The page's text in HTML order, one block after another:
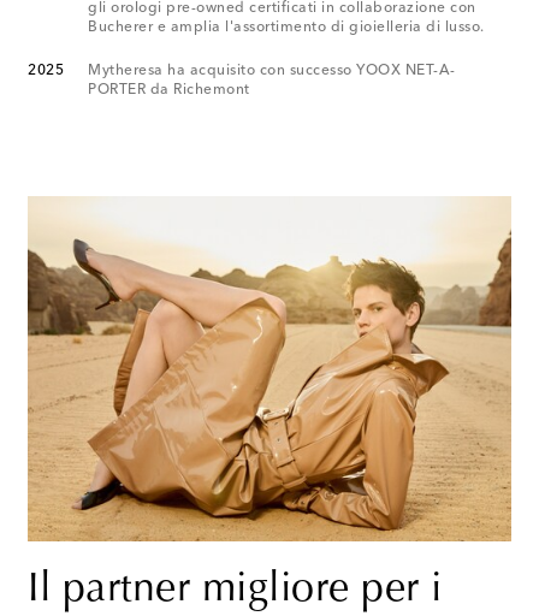
gli orologi pre-owned certificati in collaborazione con
Bucherer e amplia l'assortimento di gioielleria di lusso.
2025
Mytheresa ha acquisito con successo YOOX NET-A-
PORTER da Richemont
Il partner migliore per i